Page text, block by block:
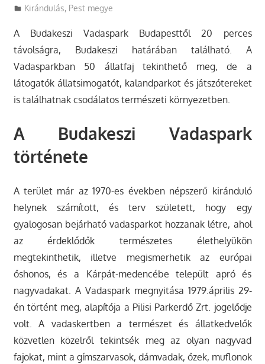
Utazasok.org
Kirándulás, Pest megye
A Budakeszi Vadaspark Budapesttől 20 perces
távolságra, Budakeszi határában található. A
Vadasparkban 50 állatfaj tekinthető meg, de a
látogatók állatsimogatót, kalandparkot és játszótereket
is találhatnak csodálatos természeti környezetben.
A Budakeszi Vadaspark
története
A terület már az 1970-es években népszerű kiránduló
helynek számított, és terv született, hogy egy
gyalogosan bejárható vadasparkot hozzanak létre, ahol
az érdeklődők természetes élethelyükön
megtekinthetik, illetve megismerhetik az európai
őshonos, és a Kárpát-medencébe települt apró és
nagyvadakat. A Vadaspark megnyitása 1979.április 29-
én történt meg, alapítója a Pilisi Parkerdő Zrt. jogelődje
volt. A vadaskertben a természet és állatkedvelők
közvetlen közelről tekintsék meg az olyan nagyvad
fajokat, mint a gímszarvasok, dámvadak, őzek, muflonok